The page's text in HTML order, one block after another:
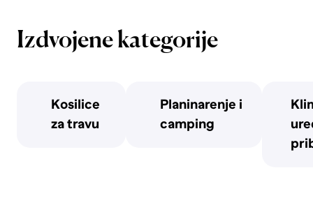
Izdvojene kategorije
Kosilice
za travu
Planinarenje i
camping